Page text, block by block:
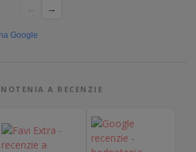
problémov. Vrele odporúčam!“
→
Google
A RECENZIE